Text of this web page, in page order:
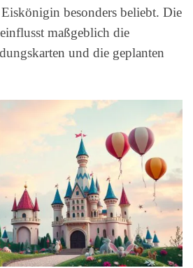
besonders beliebt. Die
maßgeblich die
und die geplanten